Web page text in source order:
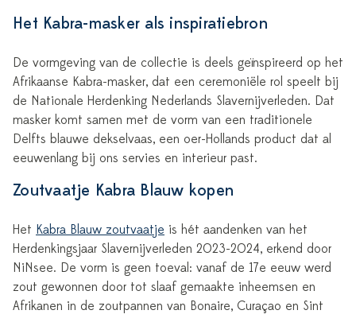
Het Kabra-masker als inspiratiebron
De vormgeving van de collectie is deels geïnspireerd op het
Afrikaanse Kabra-masker, dat een ceremoniële rol speelt bij
de Nationale Herdenking Nederlands Slavernijverleden. Dat
masker komt samen met de vorm van een traditionele
Delfts blauwe dekselvaas, een oer-Hollands product dat al
eeuwenlang bij ons servies en interieur past.
Zoutvaatje Kabra Blauw kopen
Het Kabra Blauw zoutvaatje is hét aandenken van het
Herdenkingsjaar Slavernijverleden 2023-2024, erkend door
NiNsee. De vorm is geen toeval: vanaf de 17e eeuw werd
zout gewonnen door tot slaaf gemaakte inheemsen en
Afrikanen in de zoutpannen van Bonaire, Curaçao en Sint